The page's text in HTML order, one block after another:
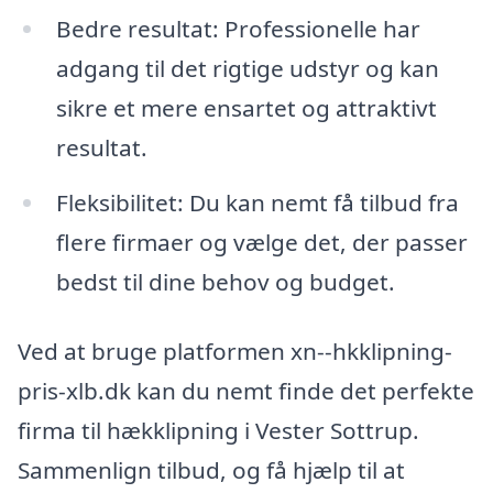
Bedre resultat: Professionelle har
adgang til det rigtige udstyr og kan
sikre et mere ensartet og attraktivt
resultat.
Fleksibilitet: Du kan nemt få tilbud fra
flere firmaer og vælge det, der passer
bedst til dine behov og budget.
Ved at bruge platformen xn--hkklipning-
pris-xlb.dk kan du nemt finde det perfekte
firma til hækklipning i Vester Sottrup.
Sammenlign tilbud, og få hjælp til at